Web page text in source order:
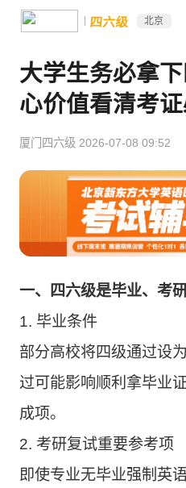
四六级 北京
大学生务必拿
心价值看清考
厦门四六级 2026-07-08 09:52
一、四六级是毕业、考
1. 毕业条件
部分高校将四级通过设
过可能影响顺利拿毕业
成项。
2. 考研复试重要参考项
即使专业无毕业强制英